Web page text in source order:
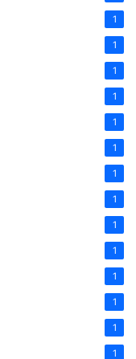
1
1
1
1
1
1
1
1
1
1
1
1
1
1